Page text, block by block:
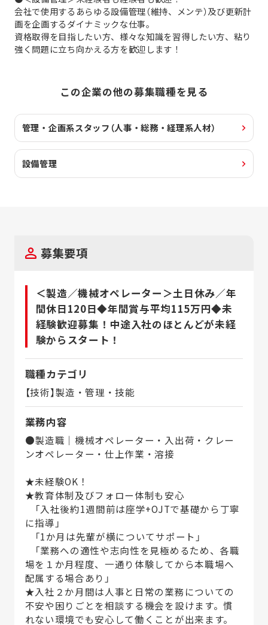
会社で使用するあらゆる設備管理（維持、メンテ）及び更新計
画を企画するダイナミックな仕事。
資格取得を目指したい方、様々な知識を習得したい方、粘り
強く問題に立ち向かえる方を歓迎します！
この企業の他の募集職種を見る
管理・企画系スタッフ（人事・総務・経理系人材）
設備管理
募集要項
＜製造／機械オペレーター＞土日休み／年
間休日120日◆年間賞与平均115万円◆未
経験歓迎募集！中途入社のほとんどが未経
験からスタート！
職種カテゴリ
【技術】製造・管理・技能
業務内容
●製造職｜機械オペレーター・入出荷・クレー
ンオペレーター・仕上作業・溶接
★未経験OK！
★教育体制及びフォロー体制も安心
「入社後約1週間前は座学+OJTで基礎から丁寧
に指導」
「1か月は先輩が横についてサポート」
「業務への適性や志向性を見極めるため、各職
場を１か月程度、一通り体験してから本職場へ
配属する場合あり」
★入社２か月間は人事と日常の業務についての
不安や困りごとを相談する機会を設けます。慣
れない環境でも安心して働くことが出来ます。